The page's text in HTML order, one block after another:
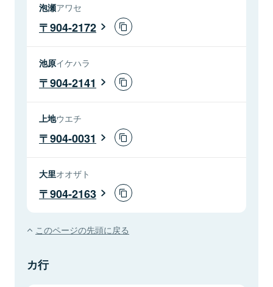
泡瀬アワセ
904-2172
池原イケハラ
904-2141
上地ウエチ
904-0031
大里オオザト
904-2163
このページの先頭に戻る
カ行